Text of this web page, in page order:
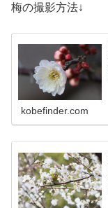
梅の撮影方法↓
kobefinder.com